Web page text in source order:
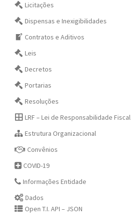
Licitações
Dispensas e Inexigibilidades
Contratos e Aditivos
Leis
Decretos
Portarias
Resoluções
LRF – Lei de Responsabilidade Fiscal
Estrutura Organizacional
Convênios
COVID-19
Informações Entidade
Dados
Open T.I. API – JSON